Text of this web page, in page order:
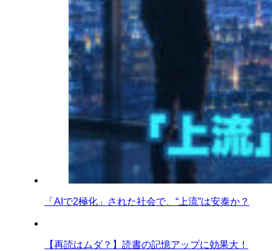
「AIで2極化」された社会で、“上流”は安泰か？
【再読はムダ？】読書の記憶アップに効果大！